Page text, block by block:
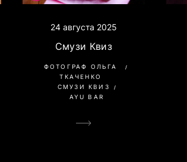
24 августа 2025
Смузи Квиз
ФОТОГРАФ ОЛЬГА
ТКАЧЕНКО
СМУЗИ КВИЗ
AYU BAR